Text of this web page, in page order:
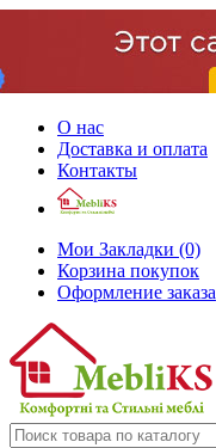
О нас
Доставка и оплата
Контакты
Мои Закладки (0)
Корзина покупок
Оформление заказа